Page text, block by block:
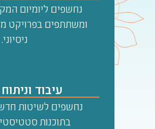
נחשפים ליומיום
ומשתתפים בפרויקט
ניסיוני.
עיבוד
נחשפים לשיטות
בתוכנות